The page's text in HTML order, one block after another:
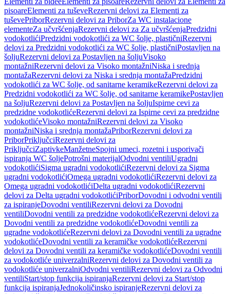
pisoareElementi za tuševeRezervni delovi za Elementi za
tuševePriborRezervni delovi za PriborZa WC instalacione
elementeZa učvršćenjaRezervni delovi za Za učvršćenjaPredzidni
vodokotlićiPredzidni vodokotlići za WC šolje, plastičniRezervni
delovi za Predzidni vodokotlići za WC šolje, plastičniPostavljen na
šoljuRezervni delovi za Postavljen na šoljuVisoko
montažniRezervni delovi za Visoko montažniNiska i srednja
montažaRezervni delovi za Niska i srednja montažaPredzidni
vodokotlići za WC šolje, od sanitarne keramikeRezervni delovi za
Predzidni vodokotlići za WC šolje, od sanitarne keramikePostavljen
na šoljuRezervni delovi za Postavljen na šoljuIspirne cevi za
predzidne vodokotlićeRezervni delovi za Ispirne cevi za predzidne
vodokotlićeVisoko montažniRezervni delovi za Visoko
montažniNiska i srednja montažaPriborRezervni delovi za
PriborPriključciRezervni delovi za
PriključciZaptivkeManžetneSpojni umeci, rozetni i usporivači
ispiranja WC šoljePotrošni materijalOdvodni ventiliUgradni
vodokotlićiSigma ugradni vodokotlićiRezervni delovi za Sigma
ugradni vodokotlićiOmega ugradni vodokotlićiRezervni delovi za
Omega ugradni vodokotlićiDelta ugradni vodokotlićiRezervni
delovi za Delta ugradni vodokotlićiPriborDovodni i odvodni ventili
za ispiranjeDovodni ventiliRezervni delovi za Dovodni
ventiliDovodni ventili za predzidne vodokotlićeRezervni delovi za
Dovodni ventili za predzidne vodokotlićeDovodni ventili za
ugradne vodokotlićeRezervni delovi za Dovodni ventili za ugradne
vodokotlićeDovodni ventili za keramičke vodokotlićeRezervni
delovi za Dovodni ventili za keramičke vodokotlićeDovodni ventili
za vodokotliće univerzalniRezervni delovi za Dovodni ventili za
vodokotliće univerzalniOdvodni ventiliRezervni delovi za Odvodni
ventiliStart/stop funkcija ispiranjaRezervni delovi za Start/stop
funkcija ispiranjaJednokoličinsko ispiranjeRezervni delovi za